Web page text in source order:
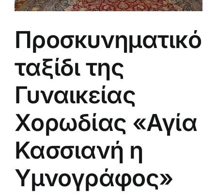
Προσκυνηματικό
ταξίδι της
Γυναικείας
Χορωδίας «Αγία
Κασσιανή η
Υμνογράφος»